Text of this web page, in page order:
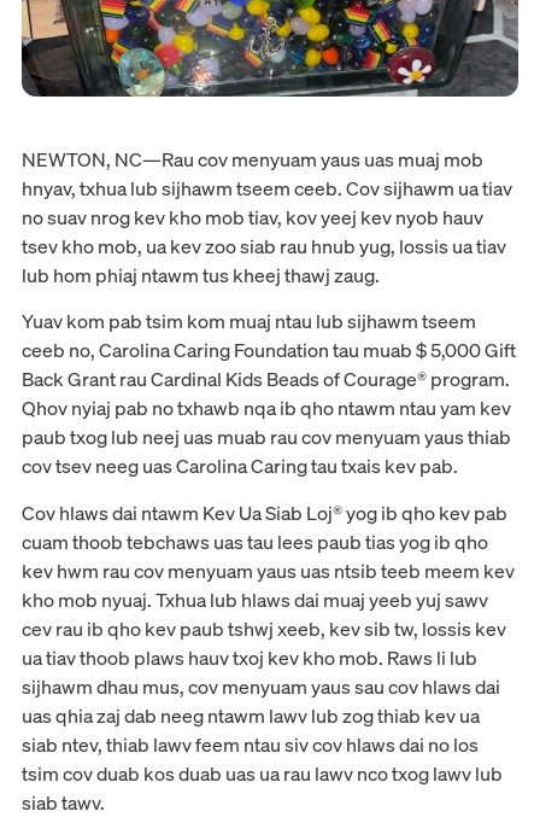
NEWTON, NC—Rau cov menyuam yaus uas muaj mob
hnyav, txhua lub sijhawm tseem ceeb. Cov sijhawm ua tiav
no suav nrog kev kho mob tiav, kov yeej kev nyob hauv
tsev kho mob, ua kev zoo siab rau hnub yug, lossis ua tiav
lub hom phiaj ntawm tus kheej thawj zaug.
Yuav kom pab tsim kom muaj ntau lub sijhawm tseem
ceeb no, Carolina Caring Foundation tau muab $ 5,000 Gift
Back Grant rau Cardinal Kids Beads of Courage® program.
Qhov nyiaj pab no txhawb nqa ib qho ntawm ntau yam kev
paub txog lub neej uas muab rau cov menyuam yaus thiab
cov tsev neeg uas Carolina Caring tau txais kev pab.
Cov hlaws dai ntawm Kev Ua Siab Loj® yog ib qho kev pab
cuam thoob tebchaws uas tau lees paub tias yog ib qho
kev hwm rau cov menyuam yaus uas ntsib teeb meem kev
kho mob nyuaj. Txhua lub hlaws dai muaj yeeb yuj sawv
cev rau ib qho kev paub tshwj xeeb, kev sib tw, lossis kev
ua tiav thoob plaws hauv txoj kev kho mob. Raws li lub
sijhawm dhau mus, cov menyuam yaus sau cov hlaws dai
uas qhia zaj dab neeg ntawm lawv lub zog thiab kev ua
siab ntev, thiab lawv feem ntau siv cov hlaws dai no los
tsim cov duab kos duab uas ua rau lawv nco txog lawv lub
siab tawv.